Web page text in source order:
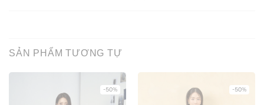
SẢN PHẨM TƯƠNG TỰ
-50% -50%